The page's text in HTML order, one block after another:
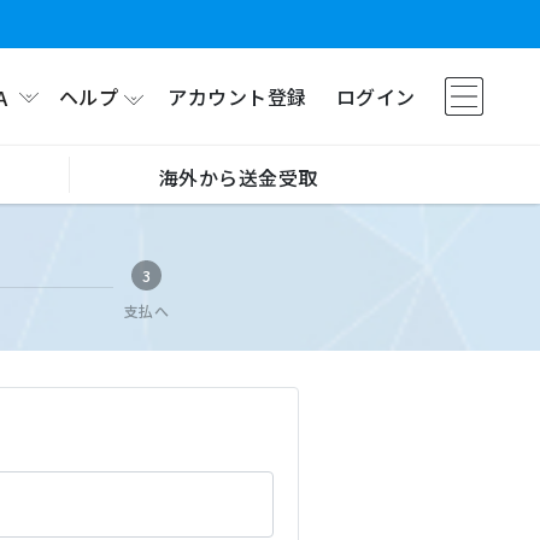
ヘルプ アカウント登録 ログイン
海外から送金受取
3
支払へ